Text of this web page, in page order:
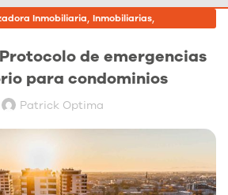
Inmobiliaria, Inmobiliarias,
de emergencias
para condominios
Patrick Optima